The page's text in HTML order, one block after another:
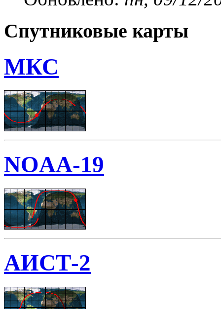
Спутниковые карты
МКС
NOAA-19
АИСТ-2